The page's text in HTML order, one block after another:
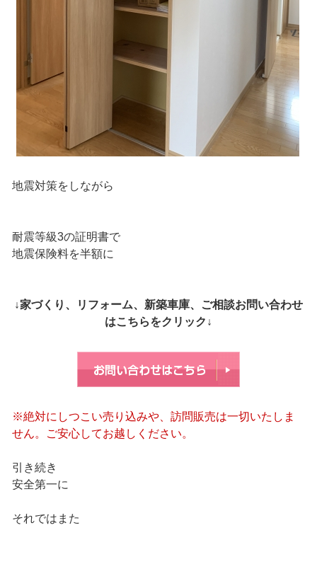
地震対策をしながら
耐震等級3の証明書で
地震保険料を半額に
↓家づくり、リフォーム、新築車庫、ご相談お問い合わせ
はこちらをクリック↓
※絶対にしつこい売り込みや、訪問販売は一切いたしま
せん。ご安心してお越しください。
引き続き
安全第一に
それではまた